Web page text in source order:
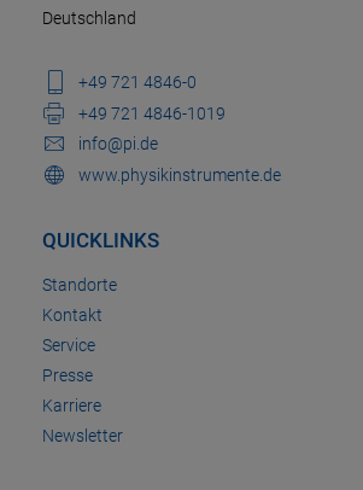
Deutschland
+49 721 4846-0
+49 721 4846-1019
info@pi.de
www.physikinstrumente.de
QUICKLINKS
Standorte
Kontakt
Service
Presse
Karriere
Newsletter